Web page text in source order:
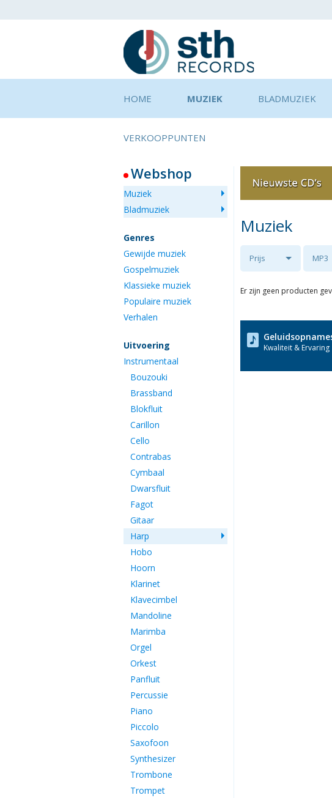
HOME MUZIEK BLADMUZIEK
VERKOOPPUNTEN
Webshop
Muziek
Bladmuziek
Genres
Gewijde muziek
Gospelmuziek
Klassieke muziek
Populaire muziek
Verhalen
Uitvoering
Instrumentaal
Bouzouki
Brassband
Blokfluit
Carillon
Cello
Contrabas
Cymbaal
Dwarsfluit
Fagot
Gitaar
Harp
Hobo
Hoorn
Klarinet
Klavecimbel
Mandoline
Marimba
Orgel
Orkest
Panfluit
Percussie
Piano
Piccolo
Saxofoon
Synthesizer
Trombone
Trompet
Muziek
Prijs MP3
Er zijn geen producten
Kwaliteit & Ervaring